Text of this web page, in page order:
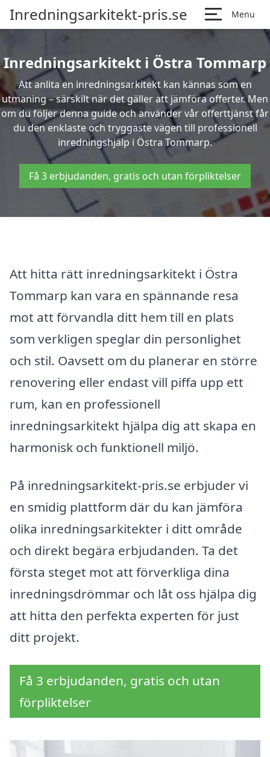
Inredningsarkitekt-pris.se Menu
Inredningsarkitekt i Östra Tommarp
Att anlita en inredningsarkitekt kan kännas som en
utmaning – särskilt när det gäller att jämföra offerter. Men
om du följer denna guide och använder vår offerttjänst får
du den enklaste och tryggaste vägen till professionell
inredningshjälp i Östra Tommarp.
Få 3 erbjudanden, gratis och utan förpliktelser
Att hitta rätt inredningsarkitekt i Östra
Tommarp kan vara en spännande resa
mot att förvandla ditt hem till en plats
som verkligen speglar din personlighet
och stil. Oavsett om du planerar en större
renovering eller endast vill piffa upp ett
rum, kan en professionell
inredningsarkitekt hjälpa dig att skapa en
harmonisk och funktionell miljö.
På inredningsarkitekt-pris.se erbjuder vi
en smidig plattform där du kan jämföra
olika inredningsarkitekter i ditt område
och direkt begära erbjudanden. Ta det
första steget mot att förverkliga dina
inredningsdrömmar och låt oss hjälpa dig
att hitta den perfekta experten för just
ditt projekt.
Få 3 erbjudanden, gratis och utan
förpliktelser